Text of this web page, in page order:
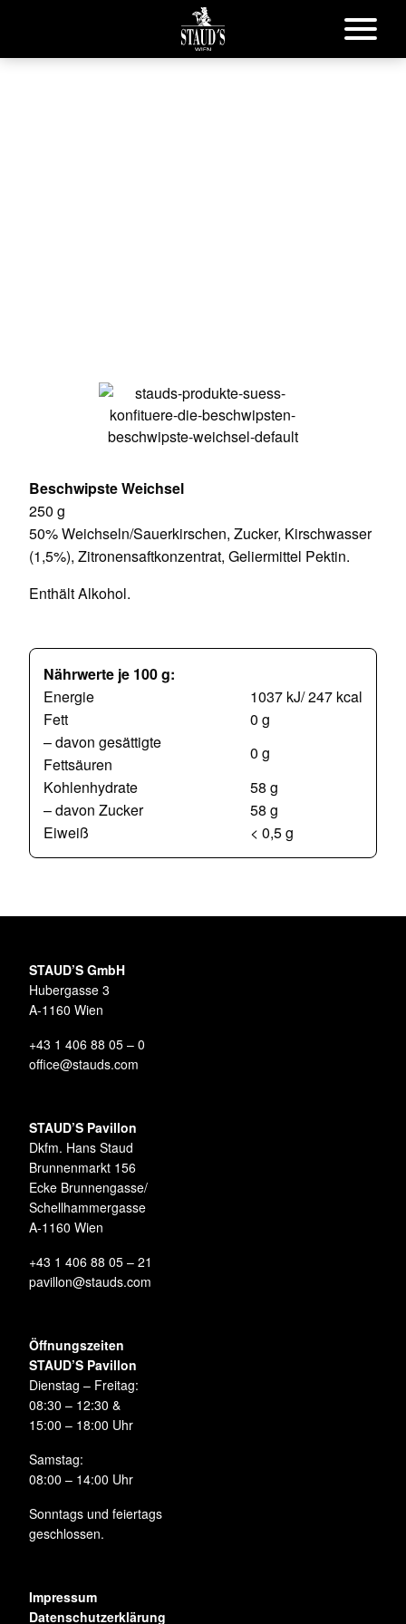
Beschwipste Weichsel
250 g
50% Weichseln/Sauerkirschen, Zucker, Kirschwasser
(1,5%), Zitronensaftkonzentrat, Geliermittel Pektin.
Enthält Alkohol.
Nährwerte je 100 g:
Energie
1037 kJ/ 247 kcal
Fett
0 g
– davon gesättigte
Fettsäuren
0 g
Kohlenhydrate
58 g
– davon Zucker
58 g
Eiweiß
< 0,5 g
STAUD’S GmbH
Hubergasse 3
A-1160 Wien
+43 1 406 88 05 – 0
office@stauds.com
STAUD’S Pavillon
Dkfm. Hans Staud
Brunnenmarkt 156
Ecke Brunnengasse/
Schellhammergasse
A-1160 Wien
+43 1 406 88 05 – 21
pavillon@stauds.com
Öffnungszeiten
STAUD’S Pavillon
Dienstag – Freitag:
08:30 – 12:30 &
15:00 – 18:00 Uhr
Samstag:
08:00 – 14:00 Uhr
Sonntags und feiertags
geschlossen.
Impressum
Datenschutzerklärung